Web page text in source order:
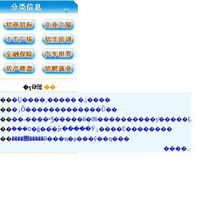
�ɣԹ㳡��
��
�Ų����˳����� �ؽ����
��
�ٶȰ�������������Ů��
����˶����•Ʒ�����й�06����������ƴ�����Ļ
��
�ܽ��ס�ǧ��֮�⡷�����Ӱٶ����Ľ��������
������΢�����й���ҵ�μ���ŷ��ҵ���
����...